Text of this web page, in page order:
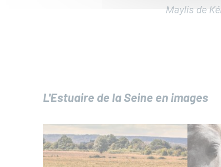
Maylis de
L'Estuaire de la Seine en images